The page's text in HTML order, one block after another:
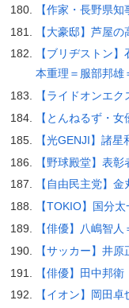
【作家・長野県
【大豪邸】芦屋
【ブリヂストン
本重理＝服部邦雄
【ライドオンエ
【とんねるず・
【光GENJI】諸星
【野球殿堂】表
【自由民主党】金
【TOKIO】国分太
【俳優】八嶋智
【サッカー】井原
【俳優】田中邦衛
【イオン】岡田